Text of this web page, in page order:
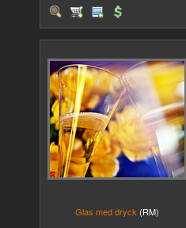
Glas med dryck (RM)